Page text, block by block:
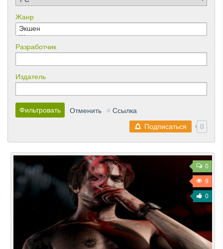
Жанр
Разработчик
Издатель
Фильтровать Отменить # Ссылка
Подписаться
0
0
9
0